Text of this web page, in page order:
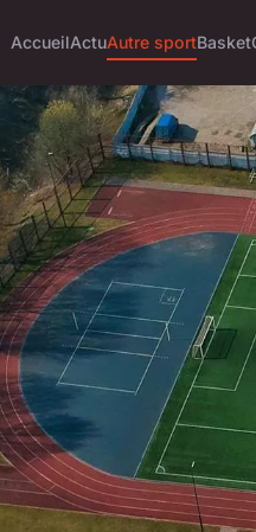
AccueilActuAutre sportBasket